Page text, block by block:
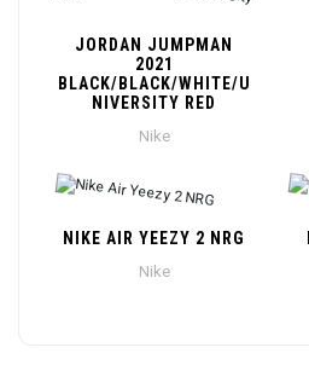
JORDAN JUMPMAN
2021
BLACK/BLACK/WHITE/U
NIVERSITY RED
Nike
NIKE AIR YEEZY 2 NRG
Nike